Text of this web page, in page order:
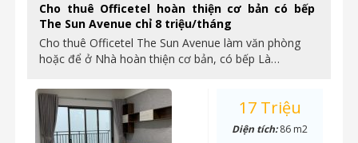
Cho thuê Officetel hoàn thiện cơ bản có bếp
The Sun Avenue chỉ 8 triệu/tháng
Cho thuê Officetel The Sun Avenue làm văn phòng
hoặc để ở Nhà hoàn thiện cơ bản, có bếp Là…
17 Triệu
Diện tích:86 m2